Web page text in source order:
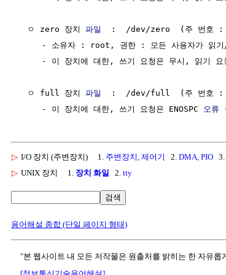
  ㅇ zero 장치
파일
:  /dev/zero  (주 번호 :
- 소유자 : root, 권한 : 모든 사용자가 읽기
- 이 장치에 대한, 쓰기 요청은 무시, 읽기 요
  ㅇ full 장치
파일
:  /dev/full  (주 번호 :
     - 이 장치에 대한, 쓰기 요청은 ENOSPC
오류
▷ I/O 장치 (주변장치) 1. 주변장치, 제어기 2. DMA, PIO 3.
▷ UNIX 장치 1. 장치 화일 2. tty
검색
용어해설 종합 (단일 페이지 형태)
"본 웹사이트 내 모든 저작물은 원출처를 밝히는 한 자유